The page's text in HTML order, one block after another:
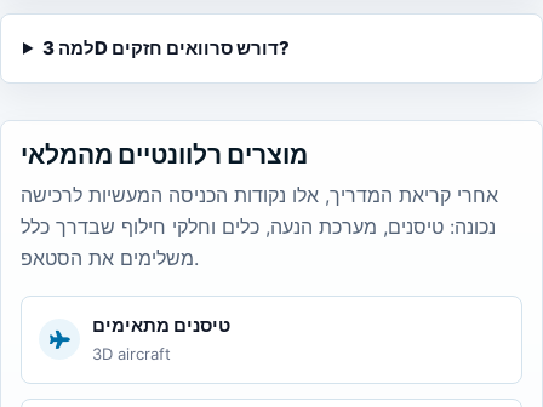
למה 3D דורש סרוואים חזקים?
מוצרים רלוונטיים מהמלאי
אחרי קריאת המדריך, אלו נקודות הכניסה המעשיות לרכישה
נכונה: טיסנים, מערכת הנעה, כלים וחלקי חילוף שבדרך כלל
משלימים את הסטאפ.
טיסנים מתאימים
3D aircraft